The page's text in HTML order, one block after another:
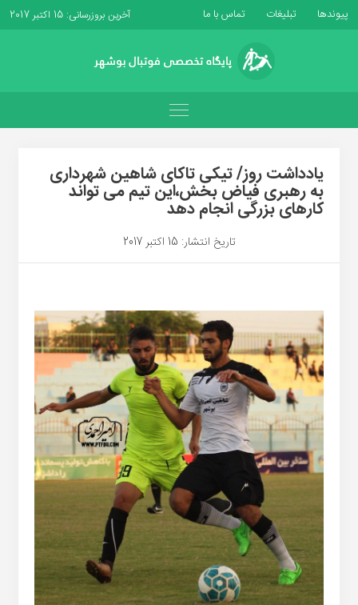
پیوندها تبلیغات تماس با ما آخرین بروزرسانی: 15 اکتبر 2017
یادداشت روز/ تیکی تاکای شاهین شهرداری
به رهبری فیاض بخش،این تیم می تواند
کارهای بزرگی انجام دهد
تاریخ انتشار: 15 اکتبر 2017